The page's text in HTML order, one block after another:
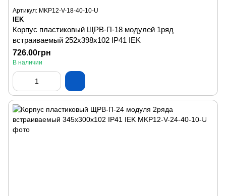
Артикул: MKP12-V-18-40-10-U
IEK
Корпус пластиковый ЩРВ-П-18 модулей 1ряд
встраиваемый 252х398х102 IP41 IEK
726.00грн
В наличии